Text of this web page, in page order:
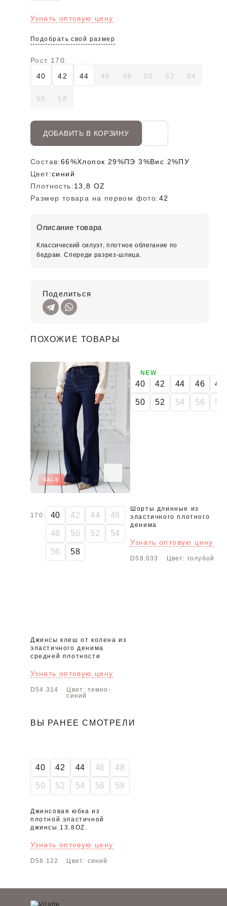
Узнать оптовую цену
Подобрать свой размер
Рост 170:
40
42 44 46 48 50 52 54
56 58
ДОБАВИТЬ В КОРЗИНУ
Состав:66%Хлопок 29%ПЭ 3%Вис 2%ПУ
Цвет:синий
Плотность:13,8 OZ
Размер товара на первом фото:42
Описание товара
Классический силуэт, плотное облегание по
бедрам. Спереди разрез-шлица.
Поделиться
ПОХОЖИЕ ТОВАРЫ
170: 40 42 44 46
48 50 52 54
56 58
Джинсы клеш от колена из
эластичного денима
средней плотности
Узнать оптовую цену
D54.314
Цвет: темно-
синий
SALE
40 42 44 46 48
50 52 54 56 58
Шорты длинные из
эластичного плотного
денима
Узнать оптовую цену
D58.033 Цвет: голубой
NEW
ВЫ РАНЕЕ СМОТРЕЛИ
40 42 44 46 48
50 52 54 56 58
Джинсовая юбка из
плотной эластичной
джинсы 13.8OZ.
Узнать оптовую цену
D56.122 Цвет: синий